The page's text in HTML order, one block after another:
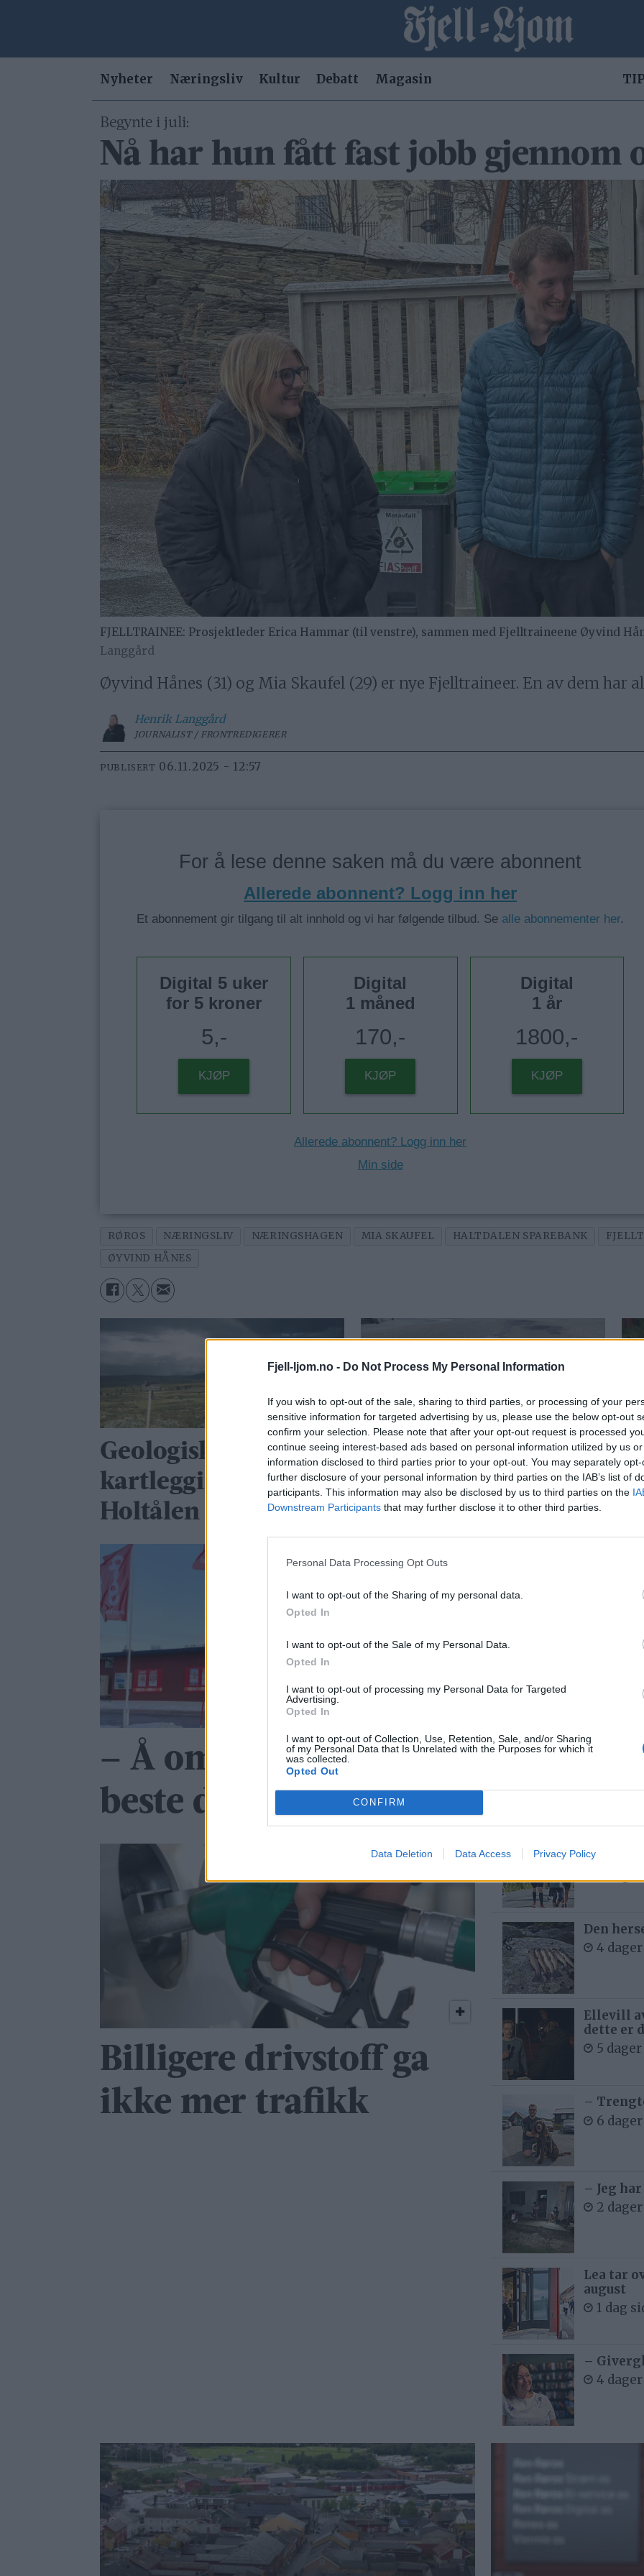
Fjell-ljom.no - Do Not Process My Personal Information
If you wish to opt-out of the sale, sharing to third parties, or processing of your
sensitive information for targeted advertising by us, please use the below opt-out
confirm your selection. Please note that after your opt-out request is processed
continue seeing interest-based ads based on personal information utilized by us
information disclosed to third parties prior to your opt-out. You may separately
further disclosure of your personal information by third parties on the IAB’s list of
participants. This information may also be disclosed by us to third parties on the
Downstream Participants that may further disclose it to other third parties.
Personal Data Processing Opt Outs
I want to opt-out of the Sharing of my personal data.
Opted In
I want to opt-out of the Sale of my Personal Data.
Opted In
I want to opt-out of processing my Personal Data for Targeted
Advertising.
Opted In
I want to opt-out of Collection, Use, Retention, Sale, and/or Sharing
of my Personal Data that Is Unrelated with the Purposes for which it
was collected.
Opted Out
CONFIRM
Data Deletion Data Access Privacy Policy
Nyheter Næringsliv Kultur Debatt Magasin
Begynte i juli:
Nå har hun fått fast jobb gjennom
FJELLTRAINEE: Prosjektleder Erica Hammar (til venstre), sammen med Fjelltraineene Øyvind
Langgård
Øyvind Hånes (31) og Mia Skaufel (29) er nye Fjelltraineer. En av dem har
Henrik Langgård
JOURNALIST / FRONTREDIGERER
PUBLISERT 06.11.2025 - 12:57
For å lese denne saken må du være abonnent
Allerede abonnent? Logg inn her
Et abonnement gir tilgang til alt innhold og vi har følgende tilbud. Se alle abonnementer her.
Digital 5 uker
for 5 kroner
5,-
KJØP
Digital
1 måned
170,-
KJØP
Digital
1 år
1800,-
KJØP
Allerede abonnent? Logg inn her
Min side
RØROS NÆRINGSLIV NÆRINGSHAGEN MIA SKAUFEL HALTDALEN SPAREBANK
ØYVIND HÅNES
Geologisk
kartlegging i
Holtålen og Røros
Send oss bilde av ditt
høl
–
– Å omgås folk er den
beste delen av jobben
Billigere drivstoff ga
ikke mer trafikk
Se
7
Med
6
Bjørn felt
– Det
buken
Den
4
Ellevill
dette er
5
–
6
– Jeg
2
Lea tar
august
1 dag
–
4